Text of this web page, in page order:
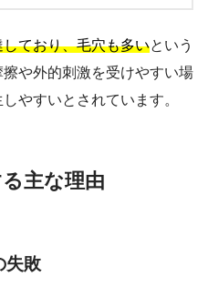
ており、毛穴も多いという
や外的刺激を受けやすい場
やすいとされています。
主な理由
失敗